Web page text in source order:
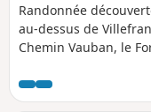
Randonnée
au-dessus de
Chemin Vauban, le
véhicules ou utiliser
Informations